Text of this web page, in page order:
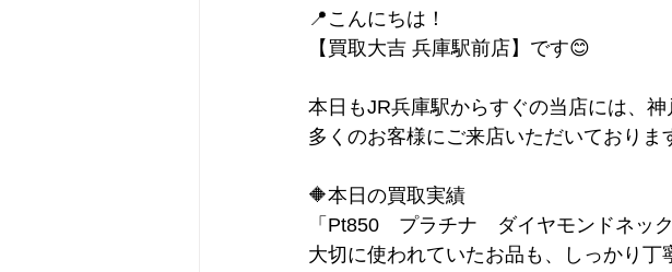
📍こんにちは！
【買取大吉 兵庫駅前店】です😊
本日もJR兵庫駅からすぐの当店には、
多くのお客様にご来店いただいておりま
🔶本日の買取実績
「Pt850　プラチナ　ダイヤモンドネッ
大切に使われていたお品も、しっかり